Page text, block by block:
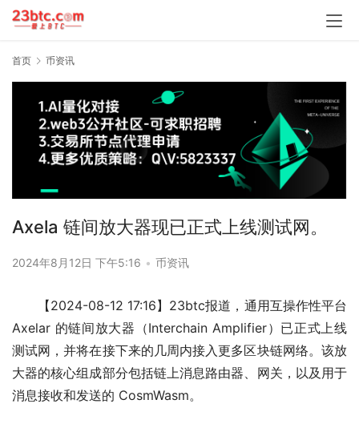
首页 币资讯
Axela 链间放大器现已正式上线测试网。
2024年8月12日 下午5:16 • 币资讯
【2024-08-12 17:16】23btc报道，通用互操作性平台
Axelar 的链间放大器（Interchain Amplifier）已正式上线
测试网，并将在接下来的几周内接入更多区块链网络。该放
大器的核心组成部分包括链上消息路由器、网关，以及用于
消息接收和发送的 CosmWasm。